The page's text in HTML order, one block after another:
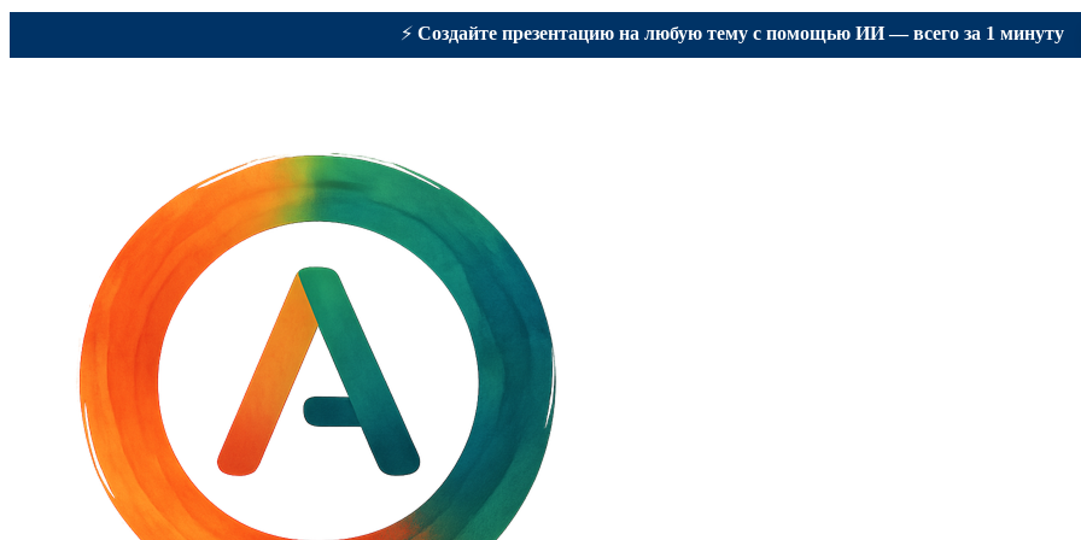
⚡ Создайте презентацию на любую тему с помощью ИИ — всего за 1 минуту